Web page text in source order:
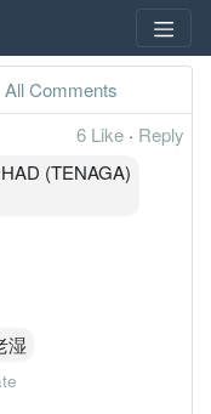
All Comments
6 Like · Reply
(TENAGA)
湿